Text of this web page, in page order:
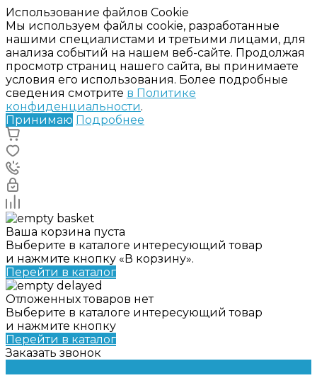
Использование файлов Cookie
Мы используем файлы cookie, разработанные
нашими специалистами и третьими лицами, для
анализа событий на нашем веб-сайте. Продолжая
просмотр страниц нашего сайта, вы принимаете
условия его использования. Более подробные
сведения смотрите в Политике
конфиденциальности.
Принимаю Подробнее
Ваша корзина пуста
Выберите в каталоге интересующий товар
и нажмите кнопку «В корзину».
Перейти в каталог
Отложенных товаров нет
Выберите в каталоге интересующий товар
и нажмите кнопку
Перейти в каталог
Заказать звонок